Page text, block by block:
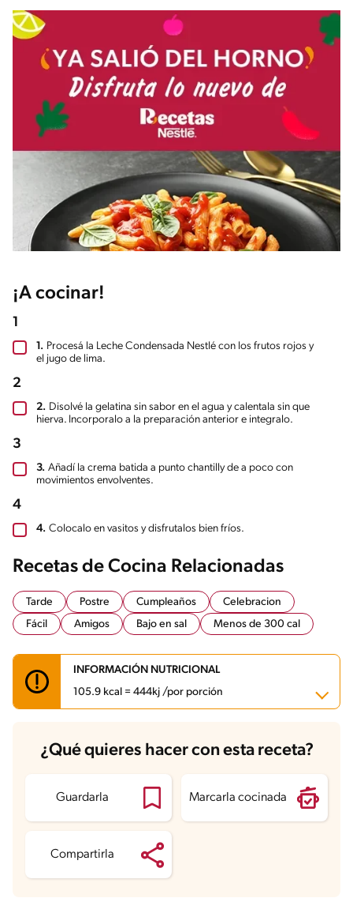
¡A cocinar!
1
1. Procesá la Leche Condensada Nestlé con los frutos rojos y
el jugo de lima.
2
2. Disolvé la gelatina sin sabor en el agua y calentala sin que
hierva. Incorporalo a la preparación anterior e integralo.
3
3. Añadí la crema batida a punto chantilly de a poco con
movimientos envolventes.
4
4. Colocalo en vasitos y disfrutalos bien fríos.
Recetas de Cocina Relacionadas
Tarde Postre Cumpleaños
Celebracion
Fácil
Amigos Bajo en sal Menos de 300 cal
INFORMACIÓN NUTRICIONAL
105.9 kcal = 444kj /por porción
Carbohidratos 20.6 g
Energía 105.9 kcal
Proteína
Grasas saturadas 0.8 g
Sodio 36.9 mg
¿Qué quieres hacer con esta receta?
Guardarla Marcarla cocinada
Compartirla